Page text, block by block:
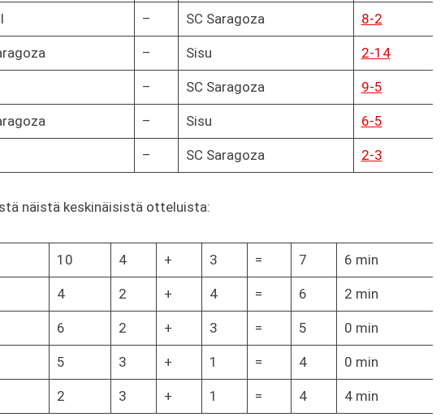
– SC Saragoza 8-2
– Sisu 2-14
– SC Saragoza 9-5
– Sisu 6-5
– SC Saragoza 2-3
näistä keskinäisistä otteluista:
10 4 + 3 = 7 6 min
4 2 + 4 = 6 2 min
6 2 + 3 = 5 0 min
5 3 + 1 = 4 0 min
2 3 + 1 = 4 4 min